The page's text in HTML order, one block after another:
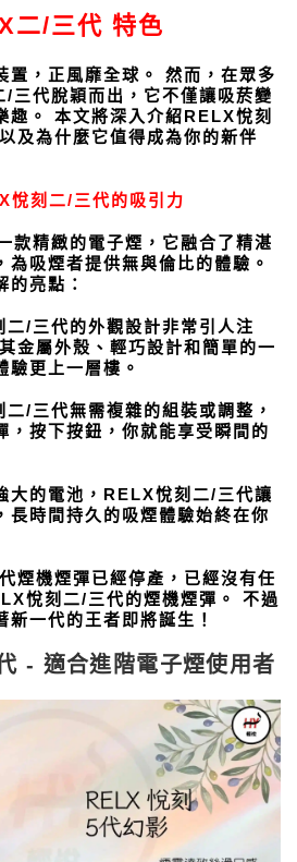
二/三代 特色
置，正風靡全球。 然而，在眾多
三代脫穎而出，它不僅讓吸菸變
趣。 本文將深入介紹RELX悅刻
及為什麼它值得成為你的新伴
悅刻二/三代的吸引力
款精緻的電子煙，它融合了精湛
為吸煙者提供無與倫比的體驗。
的亮點：
二/三代的外觀設計非常引人注
金屬外殼、輕巧設計和簡單的一
驗更上一層樓。
二/三代無需複雜的組裝或調整，
，按下按鈕，你就能享受瞬間的
大的電池，RELX悅刻二/三代讓
長時間持久的吸煙體驗始終在你
煙機煙彈已經停產，已經沒有任
悅刻二/三代的煙機煙彈。 不過
一代的王者即將誕生！
- 適合進階電子煙使用者